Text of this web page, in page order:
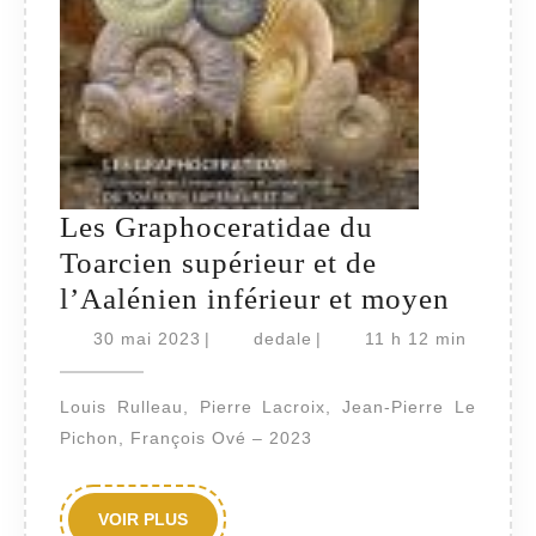
Les Graphoceratidae du
Toarcien supérieur et de
l’Aalénien inférieur et moyen
30 mai 2023 30
| dedale dedale
| 11 h 12 min
Louis Rulleau, Pierre Lacroix, Jean-Pierre Le
Pichon, François Ové – 2023
VOIR PLUSVOIR